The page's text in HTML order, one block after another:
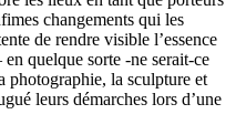
changements qui les
de rendre visible l’essence
quelque sorte -ne serait-ce
photographie, la sculpture et
leurs démarches lors d’une